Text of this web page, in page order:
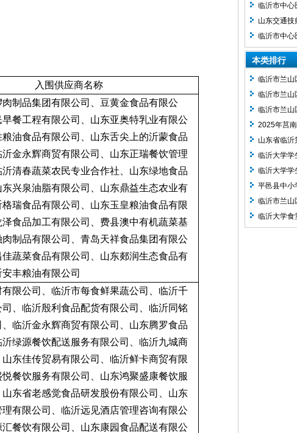
入围供应商名称
制品集团有限公司、豆黄金食品有限公
餐工程有限公司、山东亚奥特乳业有限公
油食品有限公司、山东舌尖上的沂蒙食品
金永辉商贸有限公司、山东正瑞餐饮管理
清春蔬菜农民专业合作社、山东绿地食品
兴泉油脂有限公司、山东鼎益生态农业有
格瑞食品有限公司、山东玉皇粮油食品有限
食品加工有限公司、费县澳中有机蔬菜基
制品有限公司、青岛天祥食品集团有限公
蔬菜食品有限公司、山东郯润生态食品有
丰粮油有限公司
限公司、临沂市每食鲜果蔬公司、临沂千
、临沂殷利食品配货有限公司、临沂同铭
临沂金永辉商贸有限公司、山东腾罗食品
绿源餐饮配送服务有限公司、临沂九城商
东佳传贸易有限公司、临沂鲜卡商贸有限
餐饮服务有限公司、山东鸿聚盛康餐饮服
东省老感觉食品研发股份有限公司、山东
有限公司、临沂远见酒店管理咨询有限公
餐饮有限公司、山东康园食品配送有限公
结果公告
临沂市中心
系统采购项
山东交通技
升级维保服
临沂市中心
系统采购项
本类排行
临沂市兰山
食堂大宗食
目中标公告
临沂市兰山
园）食堂用
临沂市兰山
园）食堂大
目中标公告
2025年莒
园）食堂用
公告
山东省临沂
务项目中标
临沂大学学
（含费县、
商成交公告
临沂大学学
区）增补蔬
（二次）成
平邑县中小
定点采购统
临沂市兰山
园）食堂用
公告
临沂大学食